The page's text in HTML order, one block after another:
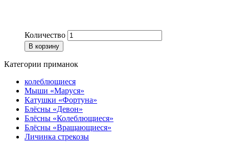
Количество
В корзину
Категории приманок
колеблющиеся
Мыши «Маруся»
Катушки «Фортуна»
Блёсны «Девон»
Блёсны «Колеблющиеся»
Блёсны «Вращающиеся»
Личинка стрекозы